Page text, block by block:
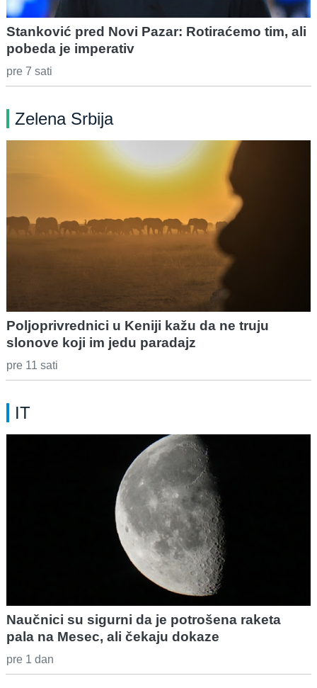
Stanković pred Novi Pazar: Rotiraćemo tim, ali
pobeda je imperativ
pre 7 sati
Zelena Srbija
Poljoprivrednici u Keniji kažu da ne truju
slonove koji im jedu paradajz
pre 11 sati
IT
Naučnici su sigurni da je potrošena raketa
pala na Mesec, ali čekaju dokaze
pre 1 dan